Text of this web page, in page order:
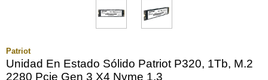
Patriot
Unidad En Estado Sólido Patriot P320, 1Tb, M.2
2280 Pcie Gen 3 X4 Nvme 1.3